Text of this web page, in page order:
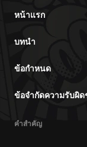
หน้าแรก
บทนำ
ข้อกำหนด
ข้อจำกัดความรับผิ
คำสำคัญ